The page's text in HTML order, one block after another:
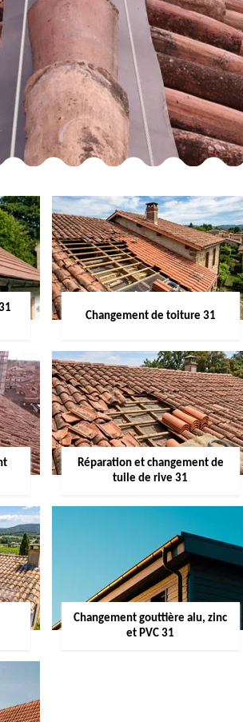
Changement de toiture 31
Réparation et changement de
tuile de rive 31
Changement gouttière alu, zinc
et PVC 31